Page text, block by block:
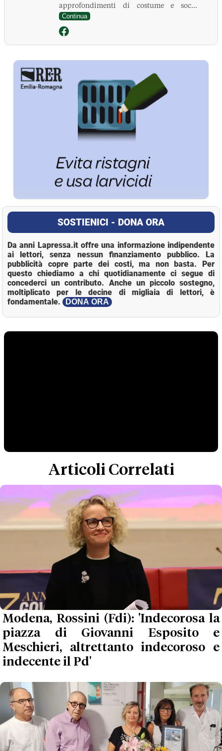
approfondimenti di costume e soc...
Continua
La Pressa
SOSTIENICI - DONA ORA
Da anni Lapressa.it offre una informazione indipendente
ai lettori, senza nessun finanziamento pubblico. La
pubblicità copre parte dei costi, ma non basta. Per
questo chiediamo a chi quotidianamente ci segue di
concederci un contributo. Anche un piccolo sostegno,
moltiplicato per le decine di migliaia di lettori, è
fondamentale.
DONA ORA
Articoli Correlati
Modena, Rossini (Fdi): 'Indecorosa la
piazza di Giovanni Esposito e
Meschieri, altrettanto indecoroso e
indecente il Pd'